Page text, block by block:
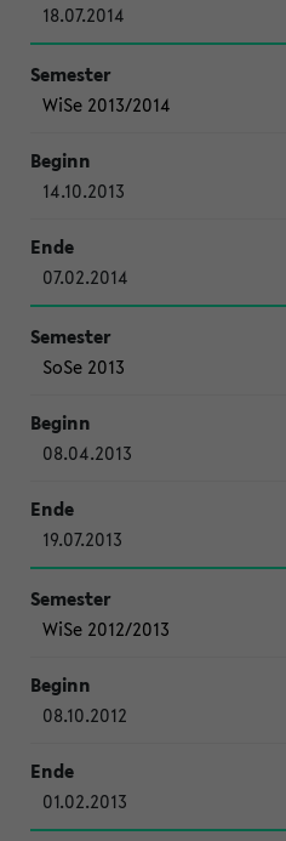
18.07.2014
WiSe 2013/2014
14.10.2013
07.02.2014
SoSe 2013
08.04.2013
19.07.2013
WiSe 2012/2013
08.10.2012
01.02.2013